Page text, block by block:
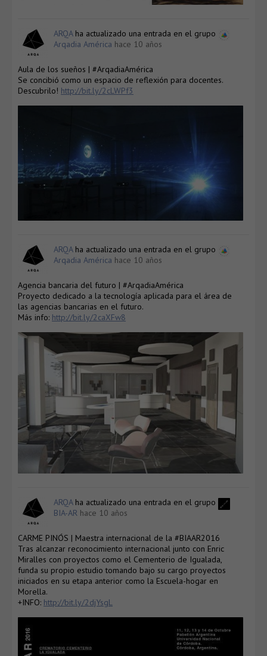
ARQAha actualizado una entrada en el grupo
Arqadia América hace 10 años
Aula de los sueños | #ArqadiaAmérica
Se concibió como un espacio de reflexión para docentes.
Descubrilo! http://bit.ly/2cLWPf3
ARQAha actualizado una entrada en el grupo
Arqadia América hace 10 años
Agencia bancaria del futuro | #ArqadiaAmérica
Proyecto dedicado a la tecnología aplicada para el área de
las agencias bancarias en el futuro.
Más info: http://bit.ly/2caXFw8
ARQAha actualizado una entrada en el grupo
BIA-AR hace 10 años
CARME PINÓS | Maestra internacional de la #BIAAR2016
Tras alcanzar reconocimiento internacional junto con Enric
Miralles con proyectos como el Cementerio de Igualada,
funda su propio estudio tomando bajo su cargo proyectos
iniciados en su etapa anterior como la Escuela-hogar en
Morella.
+INFO: http://bit.ly/2djYsgL